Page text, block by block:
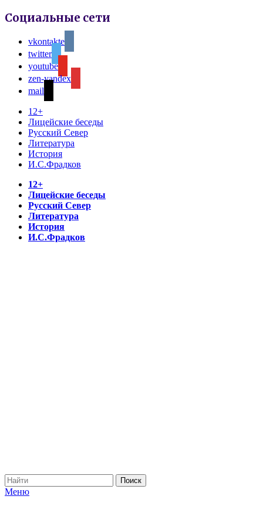
Социальные сети
vkontakte
twitter
youtube
zen-yandex
mail
12+
Лицейские беседы
Русский Север
Литература
История
И.С.Фрадков
12+
Лицейские беседы
Русский Север
Литература
История
И.С.Фрадков
Меню